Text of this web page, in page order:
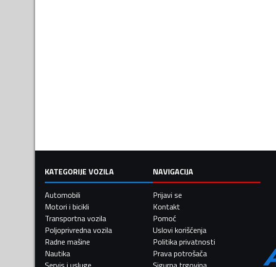
KATEGORIJE VOZILA
Automobili
Motori i bicikli
Transportna vozila
Poljoprivredna vozila
Radne mašine
Nautika
NAVIGACIJA
Prijavi se
Kontakt
Pomoć
Uslovi korišćenja
Politika privatnosti
Prava potrošača